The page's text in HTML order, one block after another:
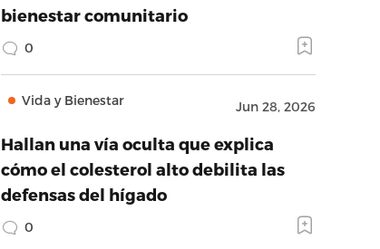
bienestar comunitario
0
Vida y Bienestar Jun 28, 2026
Hallan una vía oculta que explica
cómo el colesterol alto debilita las
defensas del hígado
0